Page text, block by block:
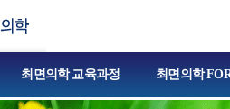
최면의학 교육과정 최면의학